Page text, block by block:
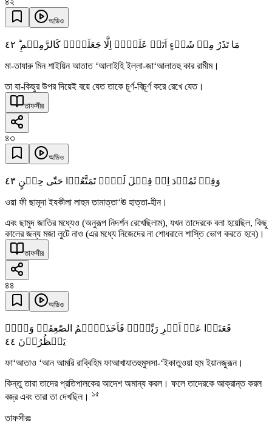
অডিও
مَا تَذَرُ مِنۡ شَیۡءٍ اَتَتۡ عَلَیۡہِ اِلَّا جَعَلَتۡہُ کَالرَّمِیۡمِ ؕ ٤٢
মা-তাযারু মিন শাইয়িন আতাত ‘আলাইহি ইল্লা-জা‘আলাতহু কার রামীম।
তা যা-কিছুর উপর দিয়েই বয়ে যেত তাকে চূর্ণ-বিচূর্ণ করে রেখে যেত।
তাফসীর
৪৩
অডিও
وَفِیۡ ثَمُوۡدَ اِذۡ قِیۡلَ لَہُمۡ تَمَتَّعُوۡا حَتّٰی حِیۡنٍ ٤٣
ওয়া ফী ছামূদা ইযকীলা লাহুম তামাত্তা‘ঊ হাত্তা-হীন।
এবং ছামুদ জাতির মধ্যেও (অনুরূপ নিদর্শন রেখেছিলাম), যখন তাদেরকে বলা হয়েছিল, কিছু
কালের জন্য মজা লুটে নাও (এর মধ্যে নিজেদের না শোধরালে শাস্তি ভোগ করতে হবে)।
তাফসীর
৪৪
অডিও
فَعَتَوۡا عَنۡ اَمۡرِ رَبِّہِمۡ فَاَخَذَتۡہُمُ الصّٰعِقَۃُ وَہُمۡ
یَنۡظُرُوۡنَ ٤٤
ফা‘আতাও ‘আন আমরি রাব্বিহিম ফাআখাযাতহুমুসসা-‘ইকাতুওয়া হুম ইয়ানজুরূন।
কিন্তু তারা তাদের প্রতিপালকের আদেশ অমান্য করল। ফলে তাদেরকে আক্রান্ত করল
বজ্র এবং তারা তা দেখছিল। ১৫
তাফসীরঃ